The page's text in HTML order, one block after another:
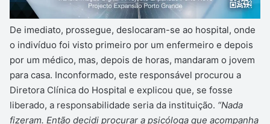
De imediato, prossegue, deslocaram-se ao hospital, onde
o indivíduo foi visto primeiro por um enfermeiro e depois
por um médico, mas, depois de horas, mandaram o jovem
para casa. Inconformado, este responsável procurou a
Diretora Clínica do Hospital e explicou que, se fosse
liberado, a responsabilidade seria da instituição. “Nada
fizeram. Então decidi procurar a psicóloga que acompanha